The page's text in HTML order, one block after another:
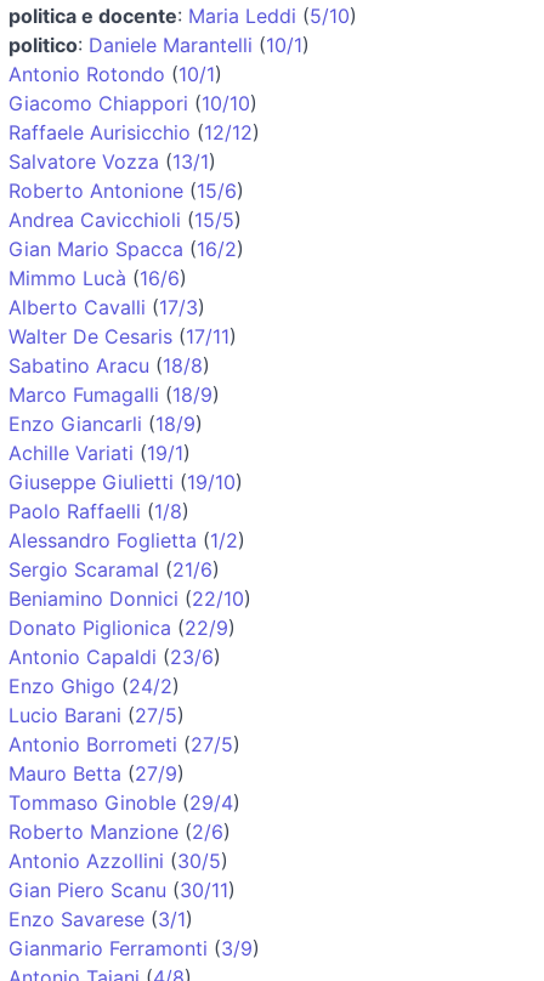
politica e docente: Maria Leddi (5/10)
politico: Daniele Marantelli (10/1)
Antonio Rotondo (10/1)
Giacomo Chiappori (10/10)
Raffaele Aurisicchio (12/12)
Salvatore Vozza (13/1)
Roberto Antonione (15/6)
Andrea Cavicchioli (15/5)
Gian Mario Spacca (16/2)
Mimmo Lucà (16/6)
Alberto Cavalli (17/3)
Walter De Cesaris (17/11)
Sabatino Aracu (18/8)
Marco Fumagalli (18/9)
Enzo Giancarli (18/9)
Achille Variati (19/1)
Giuseppe Giulietti (19/10)
Paolo Raffaelli (1/8)
Alessandro Foglietta (1/2)
Sergio Scaramal (21/6)
Beniamino Donnici (22/10)
Donato Piglionica (22/9)
Antonio Capaldi (23/6)
Enzo Ghigo (24/2)
Lucio Barani (27/5)
Antonio Borrometi (27/5)
Mauro Betta (27/9)
Tommaso Ginoble (29/4)
Roberto Manzione (2/6)
Antonio Azzollini (30/5)
Gian Piero Scanu (30/11)
Enzo Savarese (3/1)
Gianmario Ferramonti (3/9)